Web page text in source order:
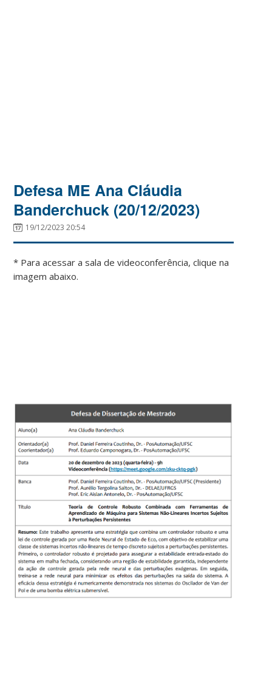
Defesa ME Ana Cláudia
Banderchuck (20/12/2023)
19/12/2023 20:54
* Para acessar a sala de videoconferência, clique na
imagem abaixo.